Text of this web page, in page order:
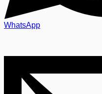
WhatsApp